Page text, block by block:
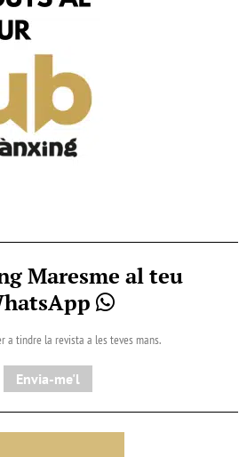
Maresme al teu
a tindre la revista a les teves mans.
Envia-me'l